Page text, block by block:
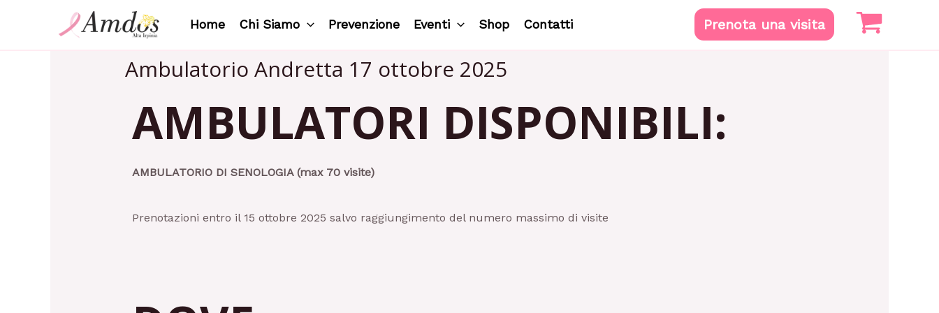
Home Chi Siamo Prevenzione Eventi Shop Contatti Prenota una visita
Ambulatorio Andretta 17 ottobre 2025
AMBULATORI DISPONIBILI:
AMBULATORIO DI SENOLOGIA (max 70 visite)
Prenotazioni entro il 15 ottobre 2025 salvo raggiungimento del numero massimo di visite